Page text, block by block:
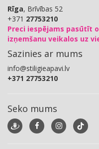
Rīga, Brīvības 52
+371 27753210
Preci iespējams pasūtīt
izņemšanu veikalos uz
Sazinies ar mums
info@stiligieapavi.lv
+371 27753210
Seko mums